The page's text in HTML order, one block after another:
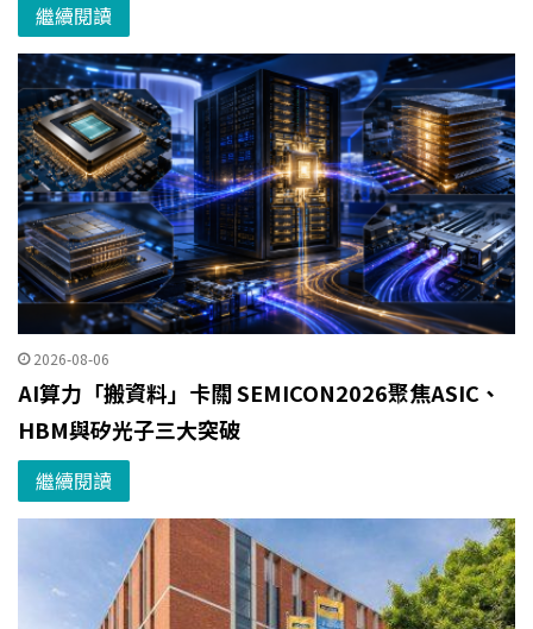
繼續閱讀
2026-08-06
AI算力「搬資料」卡關 SEMICON2026聚焦ASIC、
HBM與矽光子三大突破
繼續閱讀